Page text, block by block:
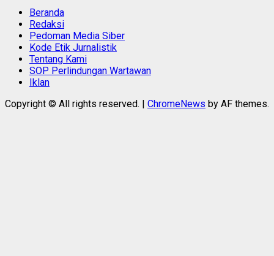
Beranda
Redaksi
Pedoman Media Siber
Kode Etik Jurnalistik
Tentang Kami
SOP Perlindungan Wartawan
Iklan
Copyright © All rights reserved. | ChromeNews by AF themes.